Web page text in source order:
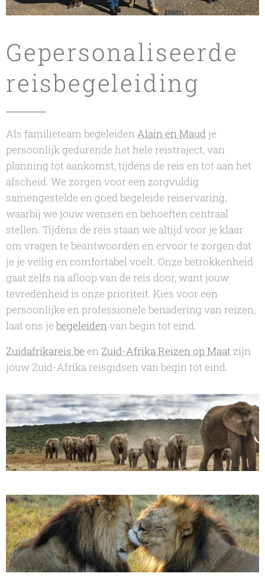
Gepersonaliseerde
reisbegeleiding
Als familieteam begeleidenAlain en Maud je
persoonlijk gedurende het hele reistraject, van
planning tot aankomst, tijdens de reis en tot aan het
afscheid. We zorgen voor een zorgvuldig
samengestelde en goed begeleide reiservaring,
waarbij we jouw wensen en behoeften centraal
stellen. Tijdens de reis staan we altijd voor je klaar
om vragen te beantwoorden en ervoor te zorgen dat
je je veilig en comfortabel voelt. Onze betrokkenheid
gaat zelfs na afloop van de reis door, want jouw
tevredenheid is onze prioriteit. Kies voor een
persoonlijke en professionele benadering van reizen,
laat ons je begeleidenvan begin tot eind.
Zuidafrikareis.be enZuid-Afrika Reizen op Maat zijn
jouw Zuid-Afrika reisgidsen van begin tot eind.